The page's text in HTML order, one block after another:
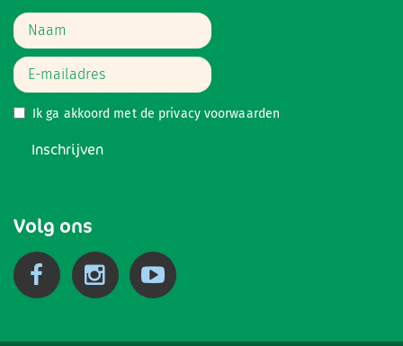
Ik ga akkoord met de privacy voorwaarden
Inschrijven
Volg ons